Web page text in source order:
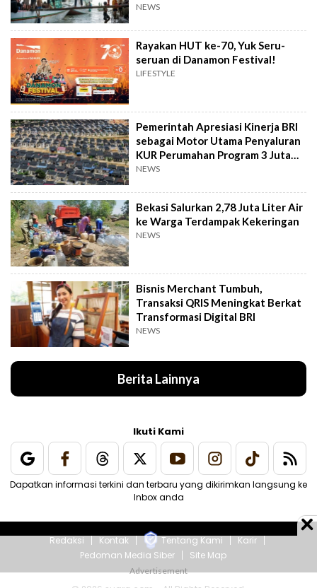
NEWS
Rayakan HUT ke-70, Yuk Seru-
seruan di Danamon Festival!
LIFESTYLE
Pemerintah Apresiasi Kinerja BRI
sebagai Motor Utama Penyaluran
KUR Perumahan Program 3 Juta
Rumah
NEWS
Bekasi Salurkan 2,78 Juta Liter Air
ke Warga Terdampak Kekeringan
NEWS
Bisnis Merchant Tumbuh,
Transaksi QRIS Meningkat Berkat
Transformasi Digital BRI
NEWS
Berita Lainnya
Ikuti Kami
Dapatkan informasi terkini dan terbaru yang dikirimkan langsung ke
Inbox anda
Redaksi Kontak Tentang Kami
Karir
Pedoman Media Siber
Site Map